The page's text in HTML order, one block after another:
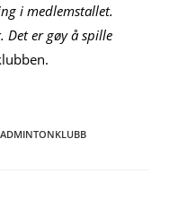
i medlemstallet.
Det er gøy å spille